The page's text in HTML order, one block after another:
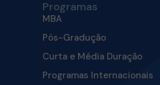
Programas
MBA
Pós-Gradução
Curta e Média Duração
Programas Internacionais